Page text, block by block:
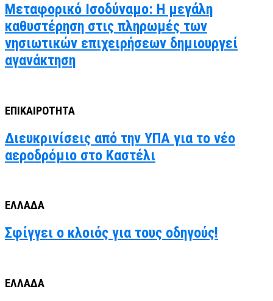
Μεταφορικό Ισοδύναμο: Η μεγάλη
καθυστέρηση στις πληρωμές των
νησιωτικών επιχειρήσεων δημιουργεί
αγανάκτηση
ΕΠΙΚΑΙΡΟΤΗΤΑ
Διευκρινίσεις από την ΥΠΑ για το νέο
αεροδρόμιο στο Καστέλι
ΕΛΛΑΔΑ
Σφίγγει ο κλοιός για τους οδηγούς!
ΕΛΛΑΔΑ